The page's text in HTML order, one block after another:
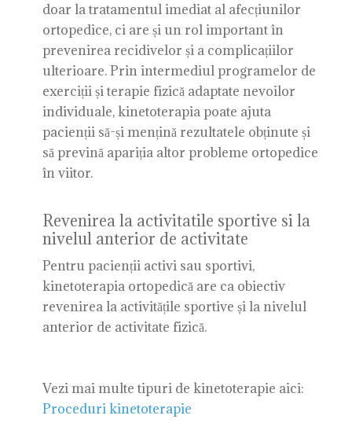
doar la tratamentul imediat al afecțiunilor
ortopedice, ci are și un rol important în
prevenirea recidivelor și a complicațiilor
ulterioare. Prin intermediul programelor de
exerciții și terapie fizică adaptate nevoilor
individuale, kinetoterapia poate ajuta
pacienții să-și mențină rezultatele obținute și
să prevină apariția altor probleme ortopedice
în viitor.
Revenirea la activitatile sportive si la
nivelul anterior de activitate
Pentru pacienții activi sau sportivi,
kinetoterapia ortopedică are ca obiectiv
revenirea la activitățile sportive și la nivelul
anterior de activitate fizică.
Vezi mai multe tipuri de kinetoterapie aici:
Proceduri kinetoterapie